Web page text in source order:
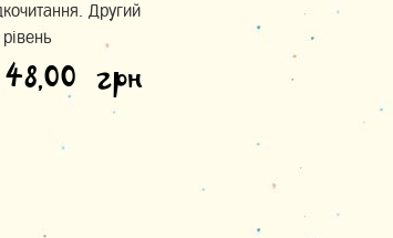
Другий
рівень
Оригінальна ціна: 60,00
48,00 грнПоточна ціна: